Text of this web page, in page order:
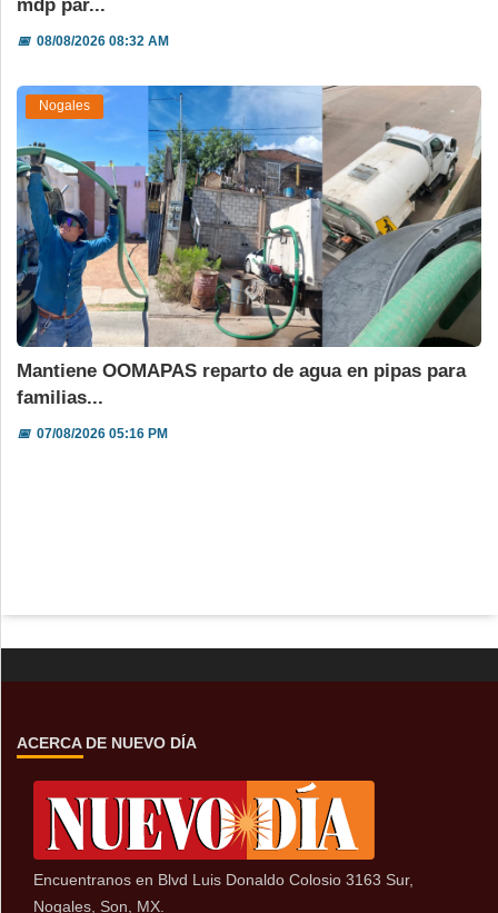
mdp par...
📅08/08/2026 08:32 AM
Nogales
Mantiene OOMAPAS reparto de agua en pipas para
familias...
📅07/08/2026 05:16 PM
ACERCA DE NUEVO DÍA
Encuentranos en Blvd Luis Donaldo Colosio 3163 Sur,
Nogales, Son, MX.